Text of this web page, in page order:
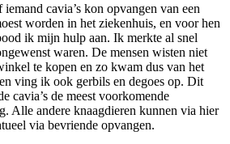
cavia’s kon opvangen van een
worden in het ziekenhuis, en voor hen
ik mijn hulp aan. Ik merkte al snel
waren. De mensen wisten niet
te kopen en zo kwam dus van het
ving ik ook gerbils en degoes op. Dit
cavia’s de meest voorkomende
Alle andere knaagdieren kunnen via hier
via bevriende opvangen.